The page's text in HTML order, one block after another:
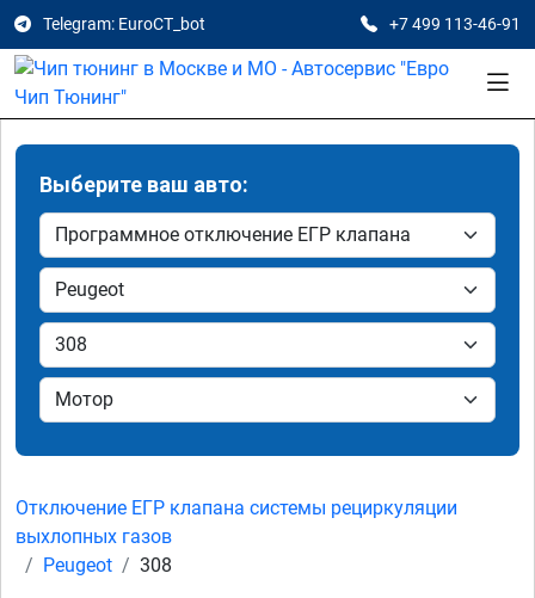
Telegram: EuroCT_bot +7 499 113-46-91
Выберите ваш авто:
Отключение ЕГР клапана системы рециркуляции
выхлопных газов
Peugeot
308